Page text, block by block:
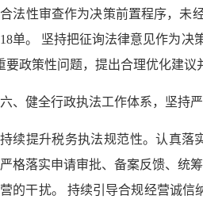
法性审查作为决策前置程序，未
单。 坚持把征询法律意见作为
要政策性问题，提出合理优化建议
六、健全行政执法工作体系，坚持
持续提升税务执法规范性。认真落
格落实申请审批、备案反馈、统
的干扰。 持续引导合规经营诚信